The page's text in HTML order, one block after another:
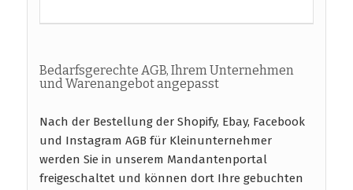
Bedarfsgerechte AGB, Ihrem Unternehmen
und Warenangebot angepasst
Nach der Bestellung der Shopify, Ebay, Facebook
und Instagram AGB für Kleinunternehmer
werden Sie in unserem Mandantenportal
freigeschaltet und können dort Ihre gebuchten